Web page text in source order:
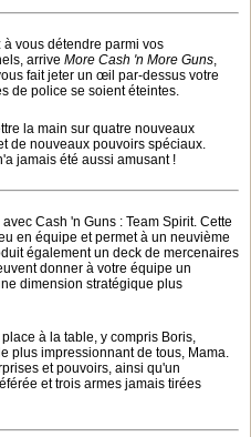
vous détendre parmi vos
arrive More Cash 'n More Guns,
fait jeter un œil par-dessus votre
de police se soient éteintes.
la main sur quatre nouveaux
de nouveaux pouvoirs spéciaux.
jamais été aussi amusant !
Cash 'n Guns : Team Spirit. Cette
en équipe et permet à un neuvième
également un deck de mercenaires
donner à votre équipe un
dimension stratégique plus
à la table, y compris Boris,
plus impressionnant de tous, Mama.
et pouvoirs, ainsi qu'un
et trois armes jamais tirées